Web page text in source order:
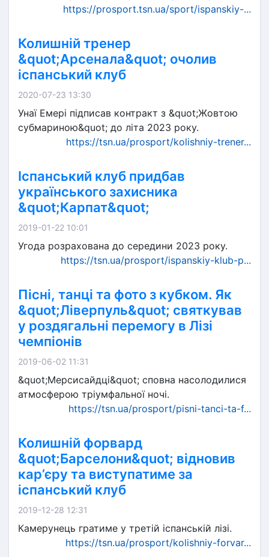
https://prosport.tsn.ua/sport/ispanskiy-...
Колишній тренер
&quot;Арсенала&quot; очолив
іспанський клуб
2020-07-23 13:30
Унаї Емері підписав контракт з &quot;Жовтою
субмариною&quot; до літа 2023 року.
https://tsn.ua/prosport/kolishniy-trener...
Іспанський клуб придбав
українського захисника
&quot;Карпат&quot;
2019-01-22 10:01
Угода розрахована до середини 2023 року.
https://tsn.ua/prosport/ispanskiy-klub-p...
Пісні, танці та фото з кубком. Як
&quot;Ліверпуль&quot; святкував
у роздягальні перемогу в Лізі
чемпіонів
2019-06-02 11:31
&quot;Мерсисайдці&quot; сповна насолодилися
атмосферою тріумфальної ночі.
https://tsn.ua/prosport/pisni-tanci-ta-f...
Колишній форвард
&quot;Барселони&quot; відновив
кар’єру та виступатиме за
іспанський клуб
2019-12-28 12:31
Камерунець гратиме у третій іспанській лізі.
https://tsn.ua/prosport/kolishniy-forvar...